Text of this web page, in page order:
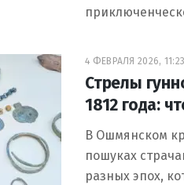
4 ФЕВРАЛЯ 2026, 11:23
Стрелы
1812 года:
В Ошмянском
пошуках
разных эпох,